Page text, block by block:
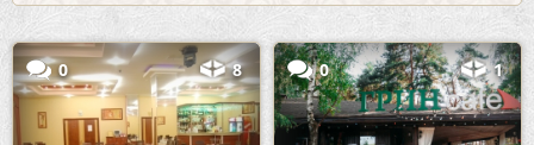
0 8 0 1